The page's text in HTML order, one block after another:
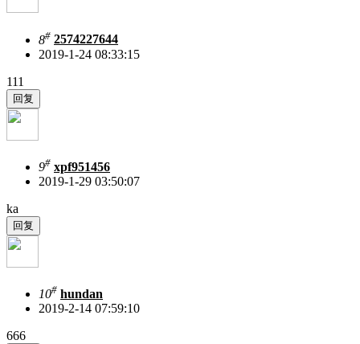
8# 2574227644
2019-1-24 08:33:15
111
9# xpf951456
2019-1-29 03:50:07
ka
10# hundan
2019-2-14 07:59:10
666